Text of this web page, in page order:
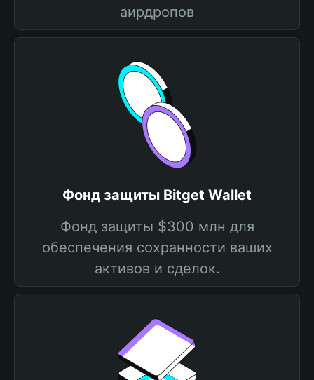
аирдропов
Фонд защиты Bitget Wallet
Фонд защиты $300 млн для
обеспечения сохранности ваших
активов и сделок.